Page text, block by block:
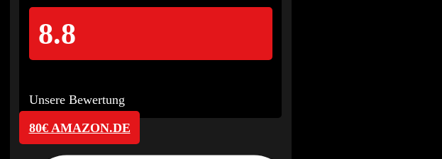
8.8
Unsere Bewertung
80€ AMAZON.DE